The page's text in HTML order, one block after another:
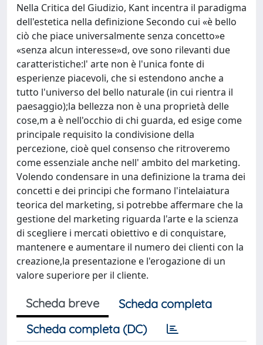
Nella Critica del Giudizio, Kant incentra il paradigma
dell'estetica nella definizione Secondo cui «è bello
ciò che piace universalmente senza concetto»e
«senza alcun interesse»d, ove sono rilevanti due
caratteristiche:l' arte non è l'unica fonte di
esperienze piacevoli, che si estendono anche a
tutto l'universo del bello naturale (in cui rientra il
paesaggio);la bellezza non è una proprietà delle
cose,m a è nell'occhio di chi guarda, ed esige come
principale requisito la condivisione della
percezione, cioè quel consenso che ritroveremo
come essenziale anche nell' ambito del marketing.
Volendo condensare in una definizione la trama dei
concetti e dei principi che formano l'intelaiatura
teorica del marketing, si potrebbe affermare che la
gestione del marketing riguarda l'arte e la scienza
di scegliere i mercati obiettivo e di conquistare,
mantenere e aumentare il numero dei clienti con la
creazione,la presentazione e l'erogazione di un
valore superiore per il cliente.
Scheda breve
Scheda completa
Scheda completa (DC)